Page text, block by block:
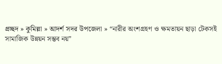
প্রচ্ছদ»কুমিল্লা »আদর্শ সদর উপজেলা »“নারীর অংশগ্রহণ ও ক্ষমতায়ন ছাড়া টেকসই
সামাজিক উন্নয়ন সম্ভব নয়”